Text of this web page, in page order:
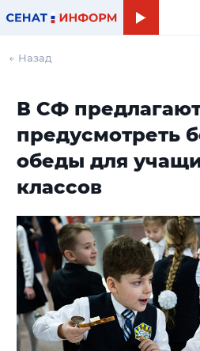
← Назад
В СФ
предусмотреть
обеды для
классов